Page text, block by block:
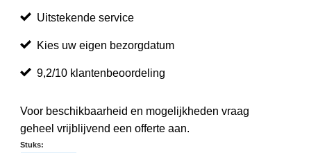
Uitstekende service
Kies uw eigen bezorgdatum
9,2/10 klantenbeoordeling
Voor beschikbaarheid en mogelijkheden vraag
geheel vrijblijvend een offerte aan.
Stuks: